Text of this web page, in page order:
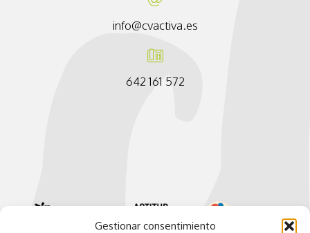
Gestionar consentimiento
info@cvactiva.es
642 161 572